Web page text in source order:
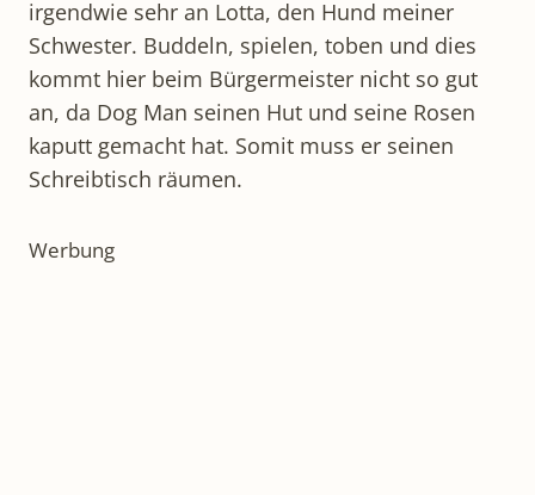
irgendwie sehr an Lotta, den Hund meiner
Schwester. Buddeln, spielen, toben und dies
kommt hier beim Bürgermeister nicht so gut
an, da Dog Man seinen Hut und seine Rosen
kaputt gemacht hat. Somit muss er seinen
Schreibtisch räumen.
Werbung